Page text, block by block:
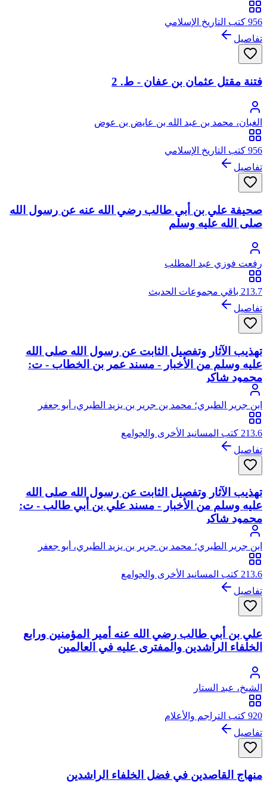
956 كتب التاريخ الإسلامي
تفاصيل
فتنة مقتل عثمان بن عفان - ط. 2
الغبان، محمد بن عبد الله بن عايض بن عوض
956 كتب التاريخ الإسلامي
تفاصيل
صحيفة علي بن أبي طالب رضي الله عنه عن رسول الله
صلى الله عليه وسلم
رفعت فوزي عبد المطلب
213.7 باقي مجموعات الحديث
تفاصيل
تهذيب الآثار وتفصيل الثابت عن رسول الله صلى الله
عليه وسلم من الأخبار - مسند عمر بن الخطاب - ت:
محمود شاكر
ابن جرير الطبري؛ محمد بن جرير بن يزيد الطبري، أبو جعفر
213.6 كتب المسانيد الأخرى والجوامع
تفاصيل
تهذيب الآثار وتفصيل الثابت عن رسول الله صلى الله
عليه وسلم من الأخبار - مسند علي بن أبي طالب - ت:
محمود شاكر
ابن جرير الطبري؛ محمد بن جرير بن يزيد الطبري، أبو جعفر
213.6 كتب المسانيد الأخرى والجوامع
تفاصيل
علي بن أبي طالب رضي الله عنه أمير المؤمنين ورابع
الخلفاء الراشدين والمفترى عليه في العالمين
الشيخ، عبد الستار
920 كتب التراجم والأعلام
تفاصيل
منهاج القاصدين في فضل الخلفاء الراشدين